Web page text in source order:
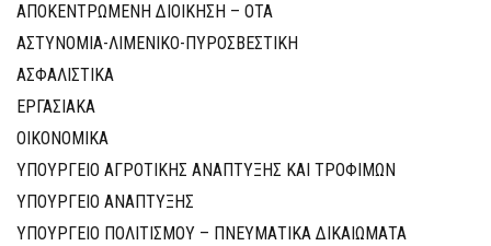
ΑΠΟΚΕΝΤΡΩΜΕΝΗ ΔΙΟΙΚΗΣΗ – ΟΤΑ
ΑΣΤΥΝΟΜΙΑ-ΛΙΜΕΝΙΚΟ-ΠΥΡΟΣΒΕΣΤΙΚΗ
ΑΣΦΑΛΙΣΤΙΚΑ
ΕΡΓΑΣΙΑΚΑ
ΟΙΚΟΝΟΜΙΚΑ
ΥΠΟΥΡΓΕΙΟ ΑΓΡΟΤΙΚΗΣ ΑΝΑΠΤΥΞΗΣ ΚΑΙ ΤΡΟΦΙΜΩΝ
ΥΠΟΥΡΓΕΙΟ ΑΝΑΠΤΥΞΗΣ
ΥΠΟΥΡΓΕΙΟ ΠΟΛΙΤΙΣΜΟΥ – ΠΝΕΥΜΑΤΙΚΑ ΔΙΚΑΙΩΜΑΤΑ